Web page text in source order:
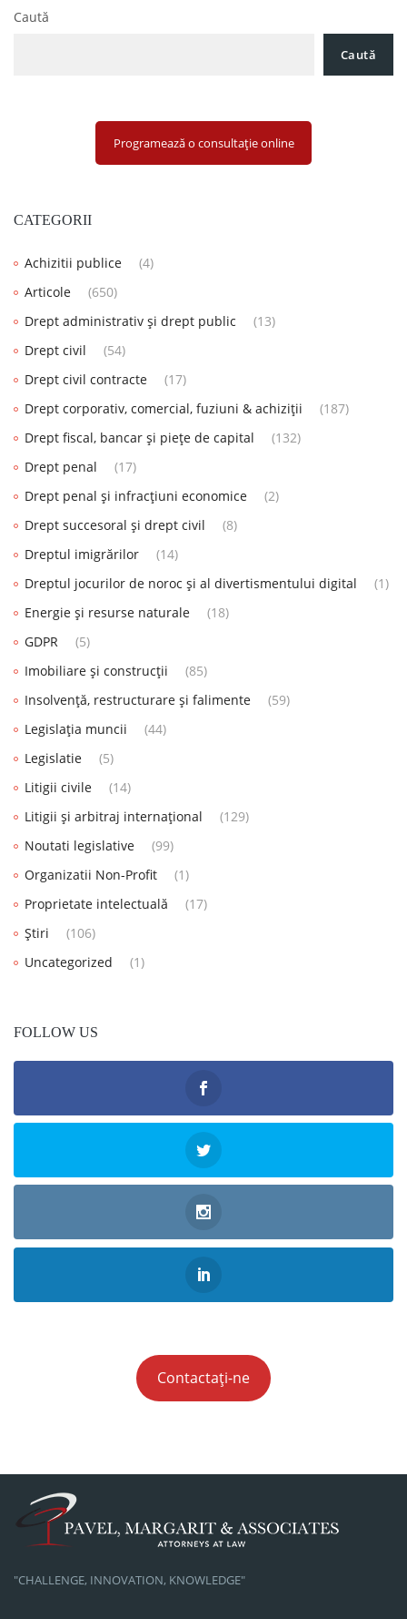
Caută
Caută
Programează o consultație online
CATEGORII
Achizitii publice
(4)
Articole
(650)
Drept administrativ și drept public
(13)
Drept civil
(54)
Drept civil contracte
(17)
Drept corporativ, comercial, fuziuni & achiziții
(187)
Drept fiscal, bancar și piețe de capital
(132)
Drept penal
(17)
Drept penal și infracțiuni economice
(2)
Drept succesoral și drept civil
(8)
Dreptul imigrărilor
(14)
Dreptul jocurilor de noroc și al divertismentului digital
(1)
Energie și resurse naturale
(18)
GDPR
(5)
Imobiliare și construcții
(85)
Insolvență, restructurare și falimente
(59)
Legislația muncii
(44)
Legislatie
(5)
Litigii civile
(14)
Litigii și arbitraj internațional
(129)
Noutati legislative
(99)
Organizatii Non-Profit
(1)
Proprietate intelectuală
(17)
Știri
(106)
Uncategorized
(1)
FOLLOW US
Contactați-ne
"CHALLENGE, INNOVATION, KNOWLEDGE"